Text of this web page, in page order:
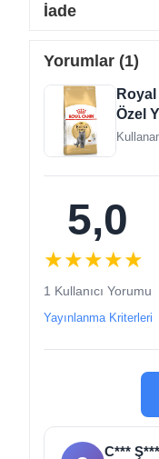
Soya Yağı
Mineraller
Hindiba
Mısır Gluten
Hayvansal
Kurutulmuş
Kaynağı)
Bitkisel
Hodan Yağı
Balık Yağı
Hidrolize
Mısır
Hidrolize
Protein: %34
İade
Yorumlar (1)
Özel
5,0
★★★★★
1 Kullanıcı Yorumu
Yayınlanma Kriterleri
C*** Ş***